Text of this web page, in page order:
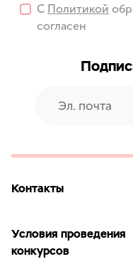
С Политикой
согласен
Контакты
Условия проведения
конкурсов